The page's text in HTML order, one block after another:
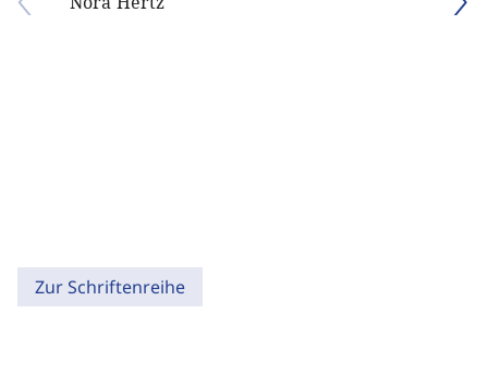
Zur Schriftenreihe